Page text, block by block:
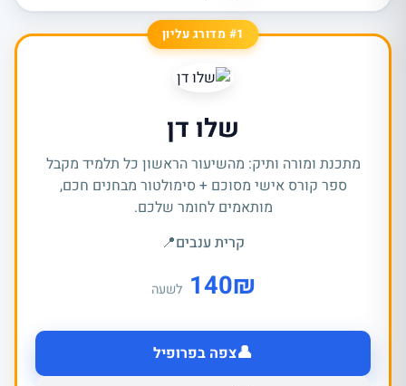
#1 מדורג עליון
שלו דן
מתכנת ומורה ותיק: מהשיעור הראשון כל תלמיד מקבל
ספר קורס אישי מסוכם + סימולטור מבחנים חכם,
מותאמים לחומר שלכם.
קרית ענבים📍
₪
140 לשעה
👤צפה בפרופיל